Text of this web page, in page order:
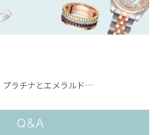
プラチナとエメラルドが使われているネックレスだと、ブランドがなくても高価買取になりますか？
Q&A